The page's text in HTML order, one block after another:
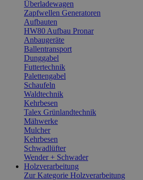
Überladewagen
Zapfwellen Generatoren
Aufbauten
HW80 Aufbau Pronar
Anbaugeräte
Ballentransport
Dunggabel
Futtertechnik
Palettengabel
Schaufeln
Waldtechnik
Kehrbesen
Talex Grünlandtechnik
Mähwerke
Mulcher
Kehrbesen
Schwadlüfter
Wender + Schwader
Holzverarbeitung
Zur Kategorie Holzverarbeitung